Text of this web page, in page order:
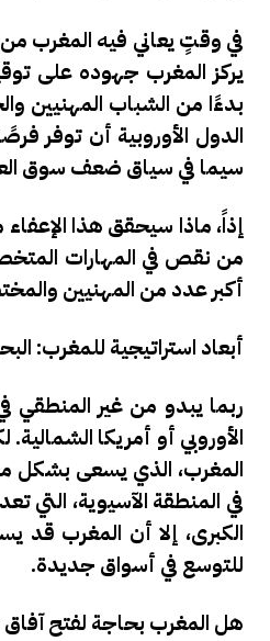
في وقتٍ يعاني فيه المغرب من
يركز المغرب جهوده على
بدءًا من الشباب المهنيين
الدول الأوروبية أن توفر
سيما في سياق ضعف سوق
إذاً، ماذا سيحقق هذا
من نقص في المهارات
أكبر عدد من المهنيين
أبعاد استراتيجية للمغرب:
ربما يبدو من غير المنطقي
الأوروبي أو أمريكا الشمالية.
المغرب، الذي يسعى بشكل
في المنطقة الآسيوية، التي
الكبرى، إلا أن المغرب قد
للتوسع في أسواق جديدة.
هل المغرب بحاجة لفتح